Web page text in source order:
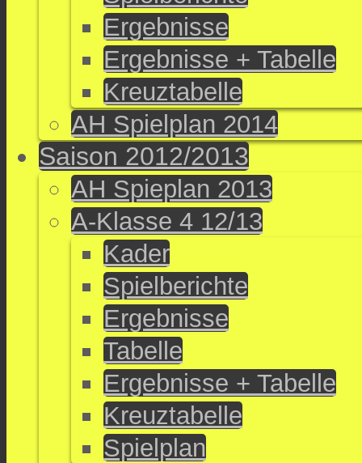
Ergebnisse
Ergebnisse + Tabelle
Kreuztabelle
AH Spielplan 2014
Saison 2012/2013
AH Spieplan 2013
A-Klasse 4 12/13
Kader
Spielberichte
Ergebnisse
Tabelle
Ergebnisse + Tabelle
Kreuztabelle
Spielplan